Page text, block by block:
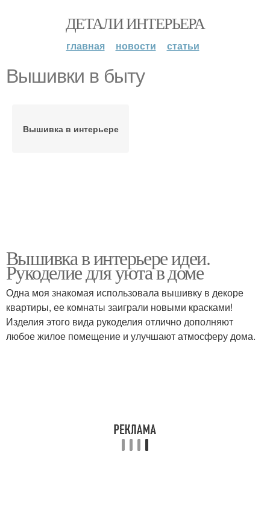
ДЕТАЛИ ИНТЕРЬЕРА
главная новости статьи
Вышивки в быту
Вышивка в интерьере
Вышивка в интерьере идеи.
Рукоделие для уюта в доме
Одна моя знакомая использовала вышивку в декоре
квартиры, ее комнаты заиграли новыми красками!
Изделия этого вида рукоделия отлично дополняют
любое жилое помещение и улучшают атмосферу дома.